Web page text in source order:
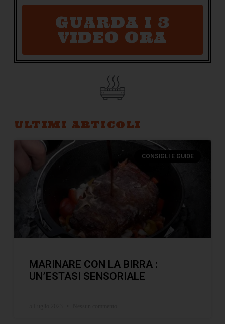
GUARDA I 3
VIDEO ORA
ULTIMI ARTICOLI
CONSIGLI E GUIDE
MARINARE CON LA BIRRA :
UN’ESTASI SENSORIALE